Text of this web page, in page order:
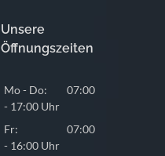
Unsere
Öffnungszeiten
Mo - Do:
07:00
- 17:00 Uhr
Fr:
07:00
- 16:00 Uhr